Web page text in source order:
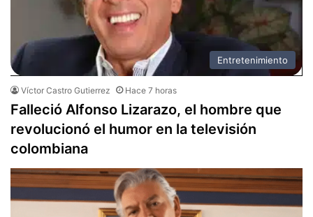
Entretenimiento
Víctor Castro Gutierrez Hace 7 horas
Falleció Alfonso Lizarazo, el hombre que
revolucionó el humor en la televisión
colombiana